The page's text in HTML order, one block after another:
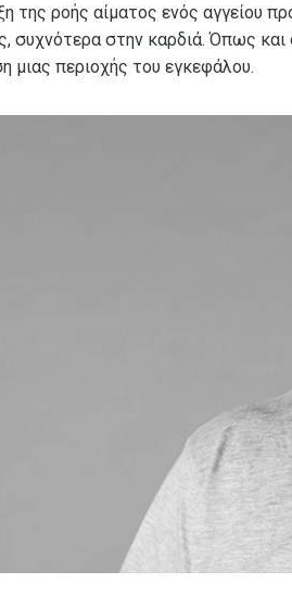
της ροής αίματος ενός αγγείου
συχνότερα στην καρδιά. Όπως και
μιας περιοχής του εγκεφάλου.